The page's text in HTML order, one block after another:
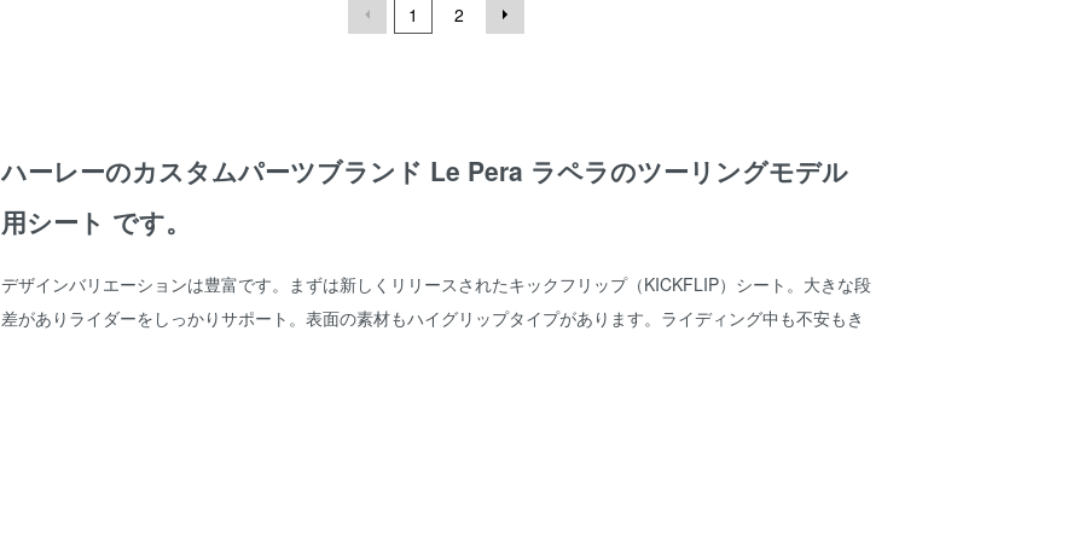
1 2
ハーレーのカスタムパーツブランド Le Pera ラペラのツーリングモデル
用シート です。
デザインバリエーションは豊富です。まずは新しくリリースされたキックフリップ（KICKFLIP）シート。大きな段
差がありライダーをしっかりサポート。表面の素材もハイグリップタイプがあります。ライディング中も不安もき